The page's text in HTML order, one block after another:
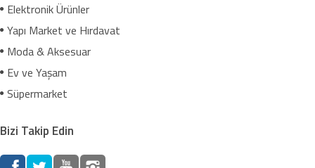
Elektronik Ürünler
Yapı Market ve Hırdavat
Moda & Aksesuar
Ev ve Yaşam
Süpermarket
Bizi Takip Edin